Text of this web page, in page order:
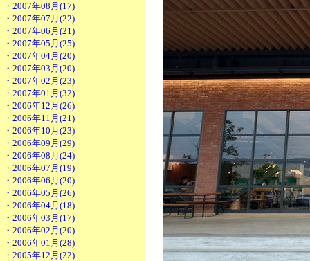
・2007年08月(17)
・2007年07月(22)
・2007年06月(21)
・2007年05月(25)
・2007年04月(20)
・2007年03月(20)
・2007年02月(23)
・2007年01月(32)
・2006年12月(26)
・2006年11月(21)
・2006年10月(23)
・2006年09月(29)
・2006年08月(24)
・2006年07月(19)
・2006年06月(20)
・2006年05月(26)
・2006年04月(18)
・2006年03月(17)
・2006年02月(20)
・2006年01月(28)
・2005年12月(22)